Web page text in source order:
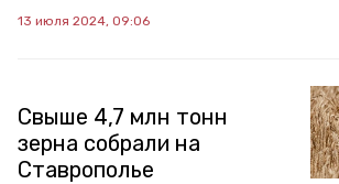
13 июля 2024, 09:06
Свыше 4,7 млн тонн
зерна собрали на
Ставрополье